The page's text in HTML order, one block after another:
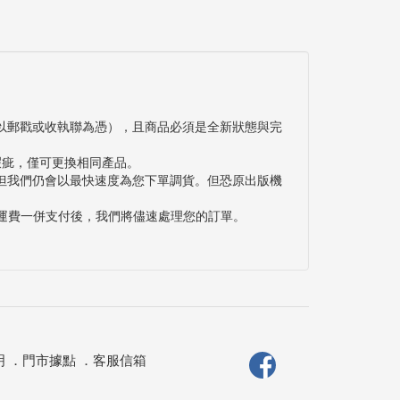
戳或收執聯為憑），且商品必須是全新狀態與完
，僅可更換相同產品。
們仍會以最快速度為您下單調貨。但恐原出版機
一併支付後，我們將儘速處理您的訂單。
． 門市據點． 客服信箱